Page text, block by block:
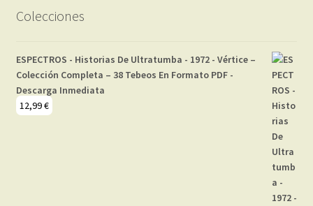
Colecciones
ESPECTROS - Historias De Ultratumba - 1972 - Vértice –
Colección Completa – 38 Tebeos En Formato PDF -
Descarga Inmediata
12,99€